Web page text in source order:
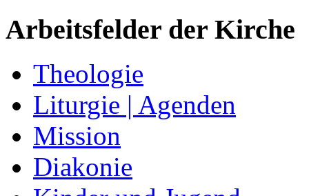
Arbeitsfelder der Kirche
Theologie
Liturgie | Agenden
Mission
Diakonie